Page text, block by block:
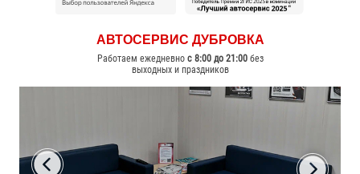
АВТОСЕРВИС ДУБРОВКА
Работаем ежедневно с 8:00 до 21:00без
выходных и праздников